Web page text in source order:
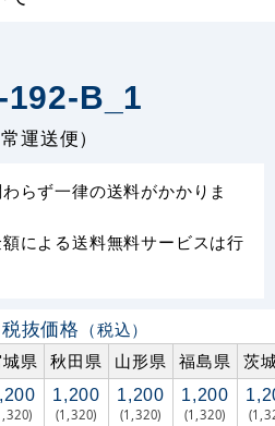
192-B_1
常運送便）
らず一律の送料がかかりま
による送料無料サービスは行
税抜価格 （税込）
県 秋田県 山形県 福島県 茨
1,200
(1,320)
1,200
(1,320)
1,200
(1,320)